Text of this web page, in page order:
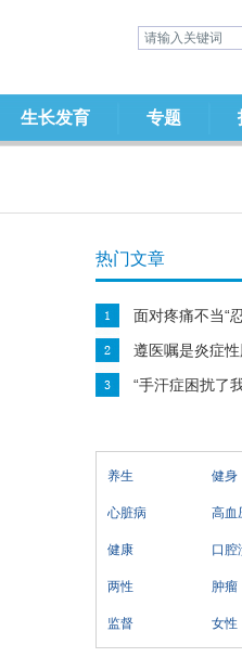
生长发育 专题
热门文章
面对疼痛不当“
遵医嘱是炎症
“手汗症困扰了
养生 健身
心脏病 高血
健康 口腔
两性 肿瘤
监督 女性